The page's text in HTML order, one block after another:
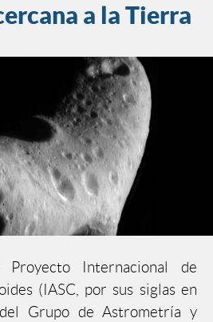
a la Tierra
Internacional de
(IASC, por sus siglas en
Grupo de Astrometría y